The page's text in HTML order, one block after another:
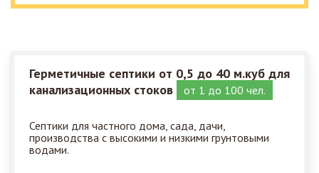
Герметичные септики от 0,5 до 40 м.куб для
канализационных стоков
от 1 до 100 чел.
Септики для частного дома, сада, дачи,
производства с высокими и низкими грунтовыми
водами.